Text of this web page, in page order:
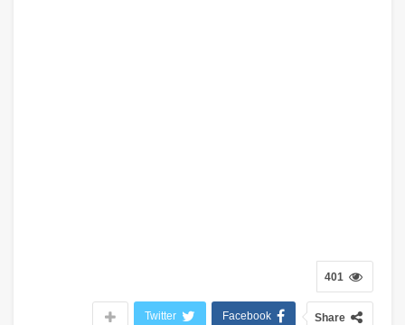
401
Share
Facebook
Twitter